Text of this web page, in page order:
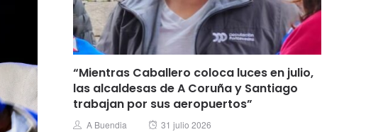
“Mientras Caballero coloca luces en julio,
las alcaldesas de A Coruña y Santiago
trabajan por sus aeropuertos”
Author
A Buendia
Posted
31 julio 2026